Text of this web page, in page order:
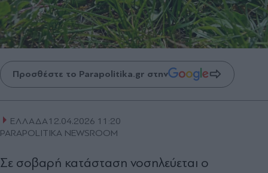
Προσθέστε το Parapolitika.gr στην
ΕΛΛΑΔΑ12.04.2026 11:20
PARAPOLITIKA NEWSROOM
Σε σοβαρή κατάσταση νοσηλεύεται ο